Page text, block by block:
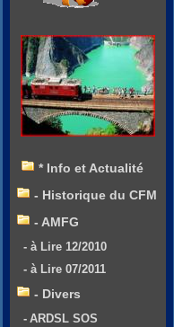
* Info et Actualité
- Historique du CFM
- AMFG
- à Lire 12/2010
- à Lire 07/2011
- Divers
- ARDSL SOS